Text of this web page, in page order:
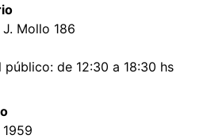
Mollo 186
de 12:30 a 18:30 hs